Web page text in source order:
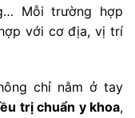
Mỗi trường hợp
với cơ địa, vị trí
chỉ nằm ở tay
trị chuẩn y khoa,